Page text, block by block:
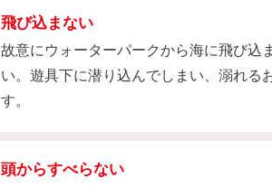
飛び込まない
故意にウォーターパークから海に飛び込
い。遊具下に潜り込んでしまい、溺れる
す。
頭からすべらない